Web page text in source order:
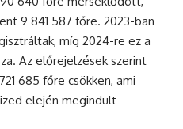
9 841 587 főre. 2023-ban
míg 2024-re ez a
Az előrejelzések szerint
685 főre csökken, ami
elején megindult